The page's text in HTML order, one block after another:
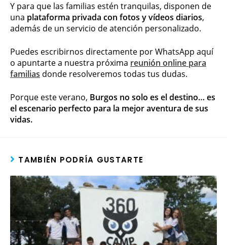
Y para que las familias estén tranquilas, disponen de
una plataforma privada con fotos y vídeos diarios,
además de un servicio de atención personalizado.
Puedes escribirnos directamente por WhatsApp aquí
o apuntarte a nuestra próxima reunión online para
familias donde resolveremos todas tus dudas.
Porque este verano, Burgos no solo es el destino… es
el escenario perfecto para la mejor aventura de sus
vidas.
TAMBIÉN PODRÍA GUSTARTE